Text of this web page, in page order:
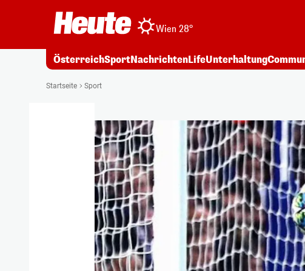
Wien 28°
ÖsterreichSportNachrichtenLifeUnterhaltung
Startseite Sport